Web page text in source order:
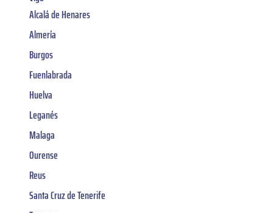
Alcalá de Henares
Almería
Burgos
Fuenlabrada
Huelva
Leganés
Malaga
Ourense
Reus
Santa Cruz de Tenerife